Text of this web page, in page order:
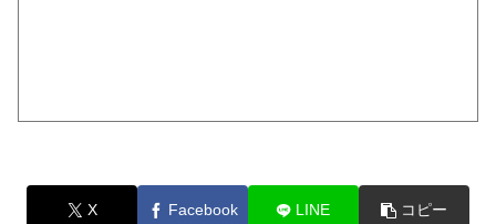
X Facebook LINE コピー